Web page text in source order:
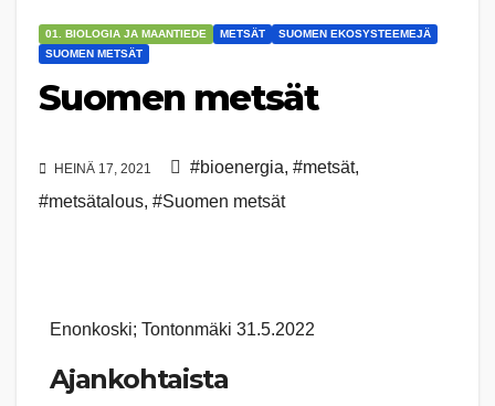
01. BIOLOGIA JA MAANTIEDE METSÄT
SUOMEN EKOSYSTEEMEJÄ
SUOMEN METSÄT
Suomen metsät
HEINÄ 17, 2021 #bioenergia, #metsät,
#metsätalous, #Suomen metsät
Enonkoski; Tontonmäki 31.5.2022
Ajankohtaista